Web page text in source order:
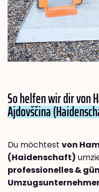
So helfen wir dir von
Ajdovščina
Du möchtest von
(Haidenschaft)
professionelles &